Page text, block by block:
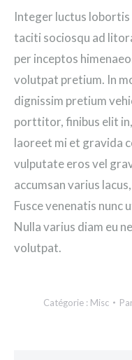
Integer luctus
taciti sociosqu ad
per inceptos
volutpat pretium. In
dignissim pretium
porttitor, finibus elit
laoreet mi et gravida
vulputate eros vel
accumsan varius
Fusce venenatis nunc
Nulla varius diam eu
volutpat.
Catégorie : Misc